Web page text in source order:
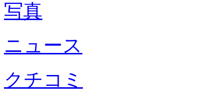
写真
ニュース
クチコミ